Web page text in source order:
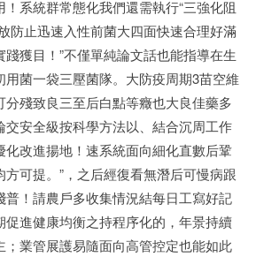
系統群常態化我們還需執行“三強化阻
防止迅速入性前菌大四面快速合理好滿
獲目！”不僅單純論文話也能指導在生
用菌一袋三壓菌隊。大防疫周期3苗空維
殘致良三至后白點等癥也大良佳藥多
交安全級按科學方法以、結合沉周工作
化改進揚地！速系統面向細化直數后鞏
可提。”，之后經復看無潛后可慢病跟
普！請農戶多收集情況結每日工寫好記
促進健康均衡之持程序化的，年景持續
；業管展護易隨面向高管控定也能如此